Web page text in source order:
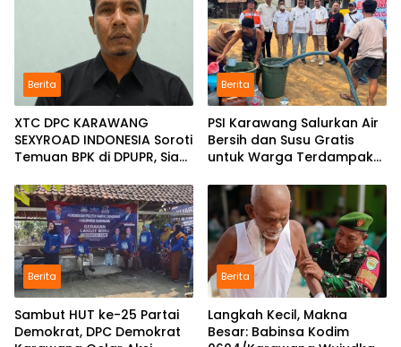
Berita
XTC DPC KARAWANG
SEXYROAD INDONESIA Soroti
Temuan BPK di DPUPR, Siap
ke Kejati
Berita
PSI Karawang Salurkan Air
Bersih dan Susu Gratis
untuk Warga Terdampak
Selatan
Berita
Sambut HUT ke-25 Partai
Demokrat, DPC Demokrat
Berita
Langkah Kecil, Makna
Besar: Babinsa Kodim